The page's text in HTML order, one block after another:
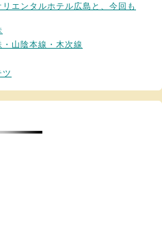
エンタルホテル広島と、今回も
山陰本線・木次線